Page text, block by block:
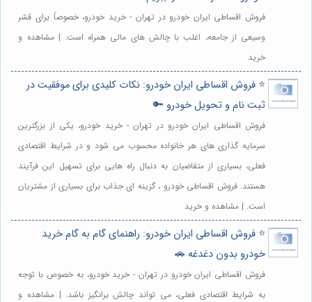
فروش اقساطی ایران خودرو در تهران - خرید خودرو، خصوصاً برای قشر
وسیعی از جامعه، اغلب با چالش های مالی همراه است. | مشاهده و
خرید
⭐️ فروش اقساطی ایران خودرو: نکات کلیدی برای موفقیت در
ثبت نام و تحویل خودرو 🔑
فروش اقساطی ایران خودرو در تهران - خرید خودرو، یکی از بزرگترین
سرمایه گذاری های هر خانواده محسوب می شود و در شرایط اقتصادی
فعلی، بسیاری از متقاضیان به دنبال راه هایی برای تسهیل این فرآیند
هستند. فروش اقساطی خودرو ، گزینه ای جذاب برای بسیاری از مشتریان
است. | مشاهده و خرید
⭐️ فروش اقساطی ایران خودرو: راهنمای گام به گام خرید
خودرو بدون دغدغه 🚗
فروش اقساطی ایران خودرو در تهران - خرید خودرو، به خصوص با توجه
به شرایط اقتصادی فعلی، می تواند چالش برانگیز باشد. | مشاهده و